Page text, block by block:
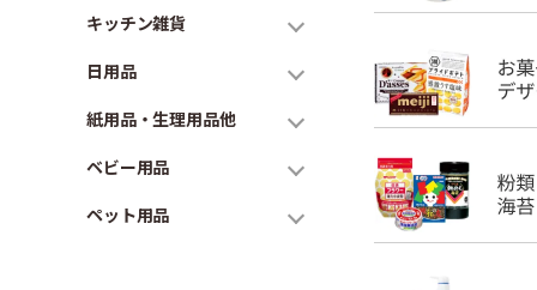
キッチン雑貨
日用品
紙用品・生理用品他
ベビー用品
ペット用品